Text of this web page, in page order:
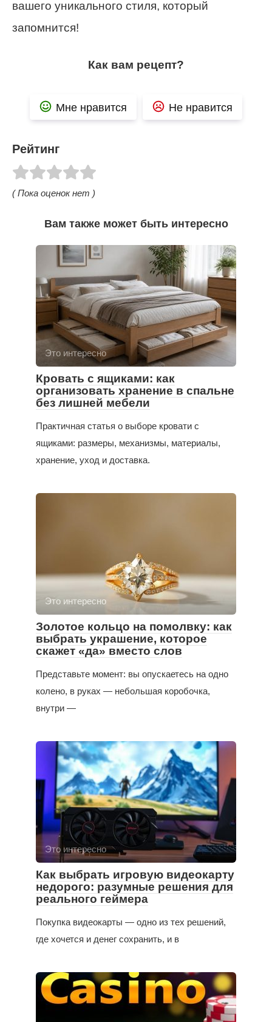
вашего уникального стиля, который
запомнится!
Как вам рецепт?
Мне нравится Не нравится
Рейтинг
( Пока оценок нет )
Вам также может быть интересно
Это интересно
Кровать с ящиками: как
организовать хранение в спальне
без лишней мебели
Практичная статья о выборе кровати с
ящиками: размеры, механизмы, материалы,
хранение, уход и доставка.
Это интересно
Золотое кольцо на помолвку: как
выбрать украшение, которое
скажет «да» вместо слов
Представьте момент: вы опускаетесь на одно
колено, в руках — небольшая коробочка,
внутри —
Это интересно
Как выбрать игровую видеокарту
недорого: разумные решения для
реального геймера
Покупка видеокарты — одно из тех решений,
где хочется и денег сохранить, и в